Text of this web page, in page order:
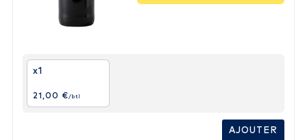
x1
21,00 €/btl
AJOUTER